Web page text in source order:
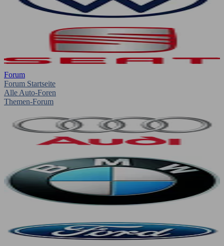
Forum
Forum Startseite
Alle Auto-Foren
Themen-Forum